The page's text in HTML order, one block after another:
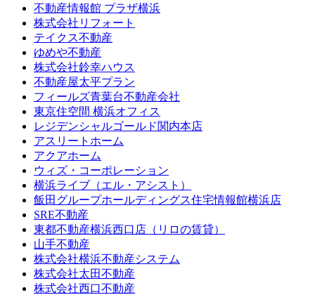
不動産情報館 プラザ横浜
株式会社リフォート
テイクス不動産
ゆめや不動産
株式会社鈴幸ハウス
不動産屋太平プラン
フィールズ青葉台不動産会社
東京住空間 横浜オフィス
レジデンシャルゴールド関内本店
アスリートホーム
アクアホーム
ウィズ・コーポレーション
横浜ライブ（エル・アシスト）
飯田グループホールディングス住宅情報館横浜店
SRE不動産
東都不動産横浜西口店（リロの賃貸）
山手不動産
株式会社横浜不動産システム
株式会社太田不動産
株式会社西口不動産